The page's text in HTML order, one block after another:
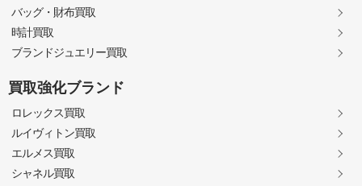
バッグ・財布買取
時計買取
ブランドジュエリー買取
買取強化ブランド
ロレックス買取
ルイヴィトン買取
エルメス買取
シャネル買取